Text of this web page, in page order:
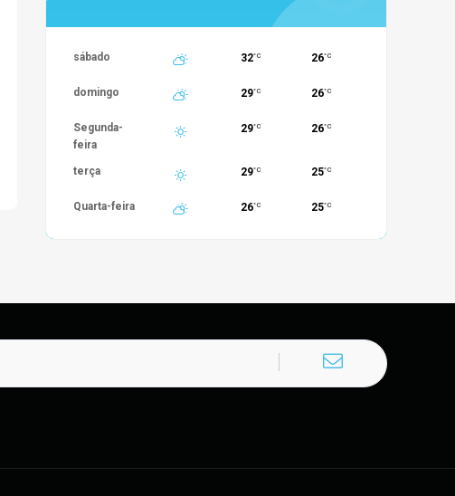
sábado 32°C 26°C
domingo 29°C 26°C
Segunda-
feira
29°C 26°C
terça 29°C 25°C
Quarta-feira 26°C 25°C